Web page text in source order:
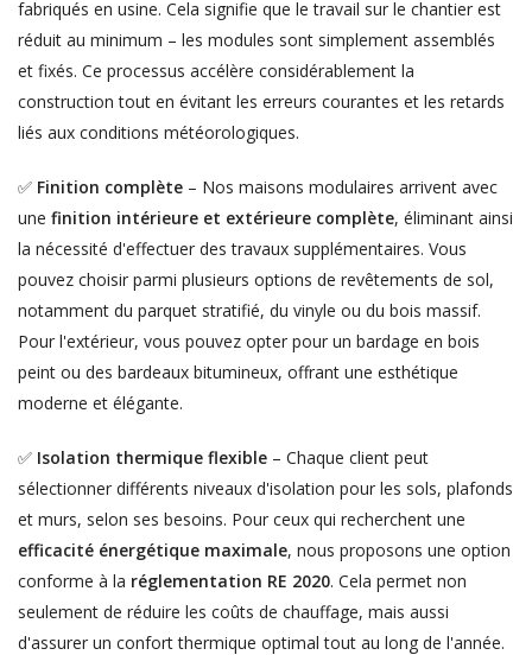
fabriqués en usine. Cela signifie que le travail sur le chantier est
réduit au minimum – les modules sont simplement assemblés
et fixés. Ce processus accélère considérablement la
construction tout en évitant les erreurs courantes et les retards
liés aux conditions météorologiques.
✅ Finition complète– Nos maisons modulaires arrivent avec
une finition intérieure et extérieure complète, éliminant ainsi
la nécessité d'effectuer des travaux supplémentaires. Vous
pouvez choisir parmi plusieurs options de revêtements de sol,
notamment du parquet stratifié, du vinyle ou du bois massif.
Pour l'extérieur, vous pouvez opter pour un bardage en bois
peint ou des bardeaux bitumineux, offrant une esthétique
moderne et élégante.
✅ Isolation thermique flexible– Chaque client peut
sélectionner différents niveaux d'isolation pour les sols, plafonds
et murs, selon ses besoins. Pour ceux qui recherchent une
efficacité énergétique maximale, nous proposons une option
conforme à la réglementation RE 2020. Cela permet non
seulement de réduire les coûts de chauffage, mais aussi
d'assurer un confort thermique optimal tout au long de l'année.